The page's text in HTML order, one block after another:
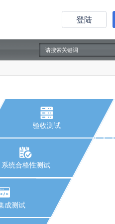
登陆
验收测试
系统合格性测试
成测试